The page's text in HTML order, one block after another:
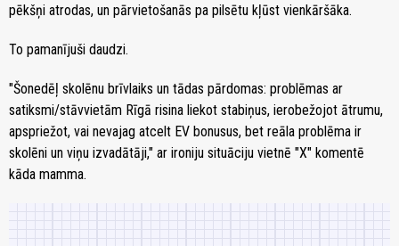
pēkšņi atrodas, un pārvietošanās pa pilsētu kļūst vienkāršāka.
To pamanījuši daudzi.
"Šonedēļ skolēnu brīvlaiks un tādas pārdomas: problēmas ar
satiksmi/stāvvietām Rīgā risina liekot stabiņus, ierobežojot ātrumu,
apspriežot, vai nevajag atcelt EV bonusus, bet reāla problēma ir
skolēni un viņu izvadātāji," ar ironiju situāciju vietnē "X" komentē
kāda mamma.